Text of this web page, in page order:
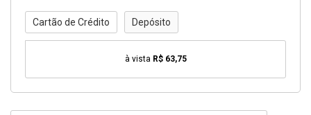
Cartão de Crédito Depósito
à vista R$ 63,75